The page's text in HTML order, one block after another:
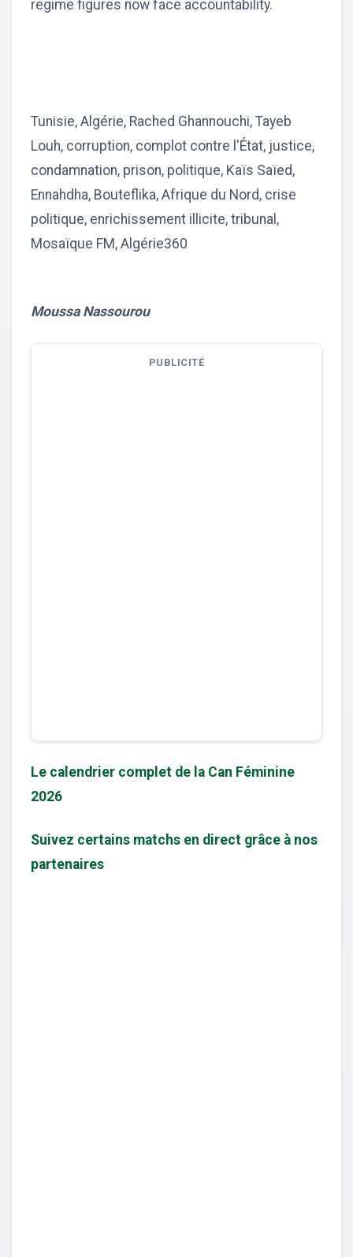
regime figures now face accountability.
Tunisie, Algérie, Rached Ghannouchi, Tayeb
Louh, corruption, complot contre l'État, justice,
condamnation, prison, politique, Kaïs Saïed,
Ennahdha, Bouteflika, Afrique du Nord, crise
politique, enrichissement illicite, tribunal,
Mosaïque FM, Algérie360
Moussa Nassourou
PUBLICITÉ
Le calendrier complet de la Can Féminine
2026
Suivez certains matchs en direct grâce à nos
partenaires